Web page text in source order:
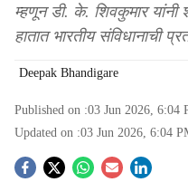
म्हणून डी. के. शिवकुमार
हातात भारतीय संविधानाची
Deepak Bhandigare
Published on :03 Jun 2026, 6:04
Updated on :03 Jun 2026, 6:04
S